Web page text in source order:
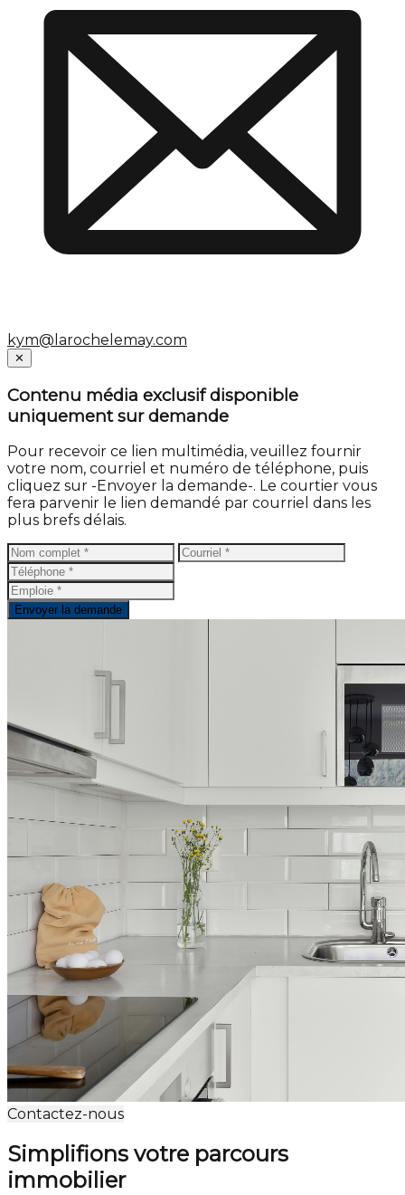
kym@larochelemay.com
Close
✕
Contenu média exclusif disponible
uniquement sur demande
Pour recevoir ce lien multimédia, veuillez fournir
votre nom, courriel et numéro de téléphone, puis
cliquez sur -Envoyer la demande-. Le courtier vous
fera parvenir le lien demandé par courriel dans les
plus brefs délais.
Envoyer la demande
Contactez-nous
Simplifions votre parcours
immobilier